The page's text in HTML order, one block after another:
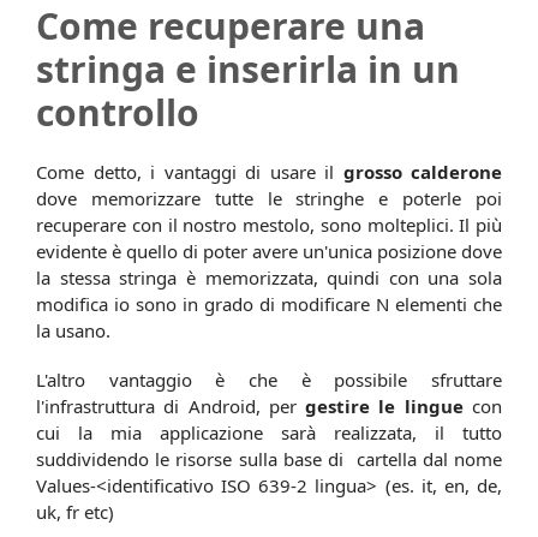
Come recuperare una
stringa e inserirla in un
controllo
Come detto, i vantaggi di usare il grosso calderone
dove memorizzare tutte le stringhe e poterle poi
recuperare con il nostro mestolo, sono molteplici. Il più
evidente è quello di poter avere un'unica posizione dove
la stessa stringa è memorizzata, quindi con una sola
modifica io sono in grado di modificare N elementi che
la usano.
L'altro vantaggio è che è possibile sfruttare
l'infrastruttura di Android, pergestire le linguecon
cui la mia applicazione sarà realizzata, il tutto
suddividendo le risorse sulla base di cartella dal nome
Values-<identificativo ISO 639-2 lingua> (es. it, en, de,
uk, fr etc)